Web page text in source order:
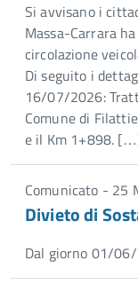
Si avvisano i
Massa-Carrara
circolazione
Di seguito i
16/07/2026:
Comune di
e il Km 1+898.
Comunicato - 25
Divieto di
Dal giorno 01/